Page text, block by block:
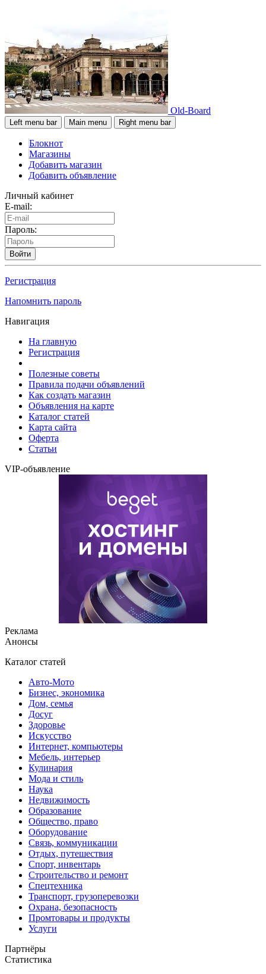
Old-Board
Left menu bar Main menu Right menu bar
Блокнот
Магазины
Добавить магазин
Добавить объявление
Личный кабинет
E-mail:
Пароль:
Войти
Регистрация
Напомнить пароль
Навигация
На главную
Регистрация
Полезные советы
Правила подачи объявлений
Как создать магазин
Объявления на карте
Каталог статей
Карта сайта
Оферта
Статьи
VIP-объявление
Реклама
Анонсы
Каталог статей
Авто-Мото
Бизнес, экономика
Дом, семья
Досуг
Здоровье
Искусство
Интернет, компьютеры
Мебель, интерьер
Кулинария
Мода и стиль
Наука
Недвижимость
Образование
Общество, право
Оборудование
Связь, коммуникации
Отдых, путешествия
Спорт, инвентарь
Строительство и ремонт
Спецтехника
Транспорт, грузоперевозки
Охрана, безопасность
Промтовары и продукты
Услуги
Партнёры
Статистика